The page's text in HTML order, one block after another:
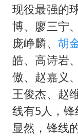
现役最强的
博、廖三宁、
庞峥麟、 胡
皓、高诗岩
傲、赵嘉义
王俊杰、赵
线有5人，
显然，锋线